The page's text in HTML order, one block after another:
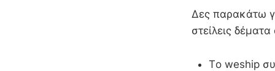
Δες παρακάτω
στείλεις
Τo weship